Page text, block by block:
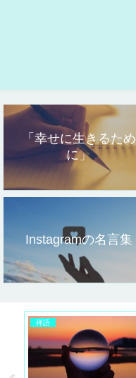
「幸せに生きるため
に」
Instagramの名言集
禅語